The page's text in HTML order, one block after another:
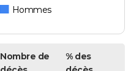
Hommes
Nombre de
% des